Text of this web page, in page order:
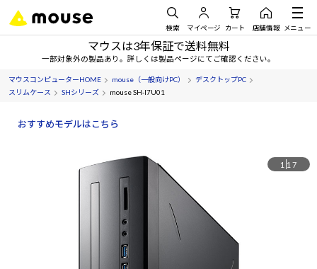
検索 マイページ カート 店舗情報 メニュー
マウスは3年保証で送料無料
一部対象外の製品あり。詳しくは製品ページにてご確認ください。
マウスコンピューターHOME mouse（一般向けPC）
デスクトップPC
スリムケース
SHシリーズ mouse SH-I7U01
おすすめモデルはこちら
1 17